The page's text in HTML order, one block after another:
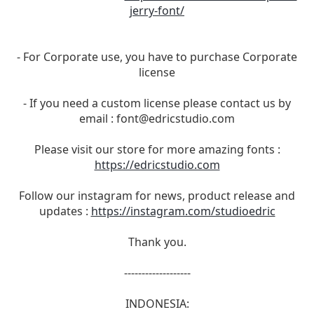
jerry-font/
- For Corporate use, you have to purchase Corporate
license
- If you need a custom license please contact us by
email : font@edricstudio.com
Please visit our store for more amazing fonts :
https://edricstudio.com
Follow our instagram for news, product release and
updates : https://instagram.com/studioedric
Thank you.
-------------------
INDONESIA: